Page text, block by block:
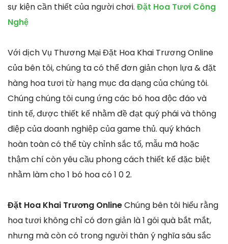
sự kiện cần thiết của người chơi. Đặt Hoa Tươi Công
Nghệ
Với dịch Vụ Thương Mại Đặt Hoa Khai Trương Online
của bên tôi, chúng ta có thể đơn giản chọn lựa & đặt
hàng hoa tươi từ hạng mục đa dạng của chúng tôi.
Chúng chúng tôi cung ứng các bó hoa độc đáo và
tinh tế, được thiết kế nhằm đề đạt quý phái và thông
điệp của doanh nghiệp của game thủ. quý khách
hoàn toàn có thể tùy chỉnh sắc tố, mẫu mã hoặc
thậm chí còn yêu cầu phong cách thiết kế đặc biệt
nhằm làm cho 1 bó hoa có 1 0 2.
Đặt Hoa Khai Trương OnlineChúng bên tôi hiểu rằng
hoa tươi không chỉ có đơn giản là 1 gói quà bắt mắt,
nhưng mà còn có trong người thân ý nghĩa sâu sắc